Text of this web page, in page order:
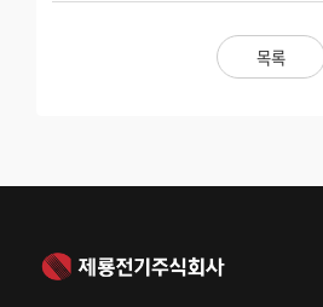
목록